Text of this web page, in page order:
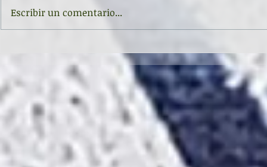
POESÍA imPAZiente
Corrada de
Escribir un comentario...